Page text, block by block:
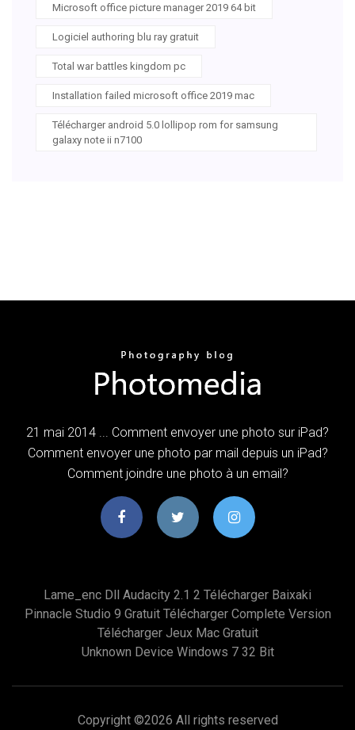
Microsoft office picture manager 2019 64 bit
Logiciel authoring blu ray gratuit
Total war battles kingdom pc
Installation failed microsoft office 2019 mac
Télécharger android 5.0 lollipop rom for samsung
galaxy note ii n7100
21 mai 2014 ... Comment envoyer une photo sur iPad?
Comment envoyer une photo par mail depuis un iPad?
Comment joindre une photo à un email?
Lame_enc Dll Audacity 2.1 2 Télécharger Baixaki
Pinnacle Studio 9 Gratuit Télécharger Complete Version
Télécharger Jeux Mac Gratuit
Unknown Device Windows 7 32 Bit
Copyright ©2026 All rights reserved